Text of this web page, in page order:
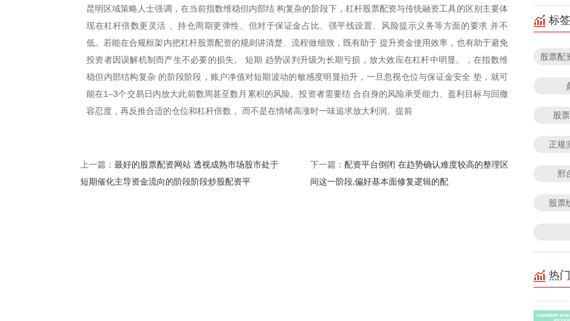
昆明区域策略人士强调，在当前指数维稳但内部结 构复杂的阶段下，杠杆股票配资与传统融资工具的区别主要体
现在杠杆倍数更灵活 、持仓周期更弹性、但对于保证金占比、强平线设置、风险提示义务等方面的要求 并不
低。若能在合规框架内把杠杆股票配资的规则讲清楚、流程做细致，既有助于 提升资金使用效率，也有助于避免
投资者因误解机制而产生不必要的损失。 短期 趋势误判升级为长期亏损，放大效应在杠杆中明显。，在指数维
稳但内部结构复杂 的阶段阶段，账户净值对短期波动的敏感度明显抬升，一旦忽视仓位与保证金安全 垫，就可
能在1–3个交易日内放大此前数周甚至数月累积的风险。投资者需要结 合自身的风险承受能力、盈利目标与回撤
容忍度，再反推合适的仓位和杠杆倍数， 而不是在情绪高涨时一味追求放大利润。提前
上一篇： 最好的股票配资网站 透视成熟市场股市处于
短期催化主导资金流向的阶段阶段炒股配资平
下一篇： 配资平台倒闭 在趋势确认难度较高的整理区
间这一阶段,偏好基本面修复逻辑的配
标
股票配
股
正规
邢
股票
热